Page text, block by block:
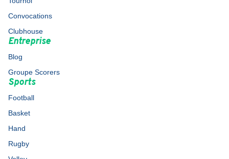
Convocations
Clubhouse
Entreprise
Blog
Groupe Scorers
Sports
Football
Basket
Hand
Rugby